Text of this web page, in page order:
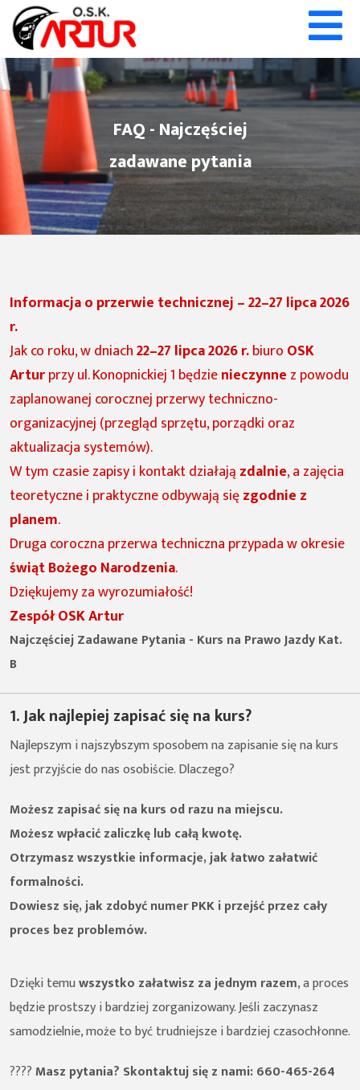
FAQ - Najczęściej
zadawane pytania
Informacja o przerwie technicznej – 22–27 lipca 2026
r.
Jak co roku, w dniach22–27 lipca 2026 r.biuro OSK
Arturprzy ul. Konopnickiej 1 będzienieczynne z powodu
zaplanowanej corocznej przerwy techniczno-
organizacyjnej (przegląd sprzętu, porządki oraz
aktualizacja systemów).
W tym czasie zapisy i kontakt działajązdalnie, a zajęcia
teoretyczne i praktyczne odbywają sięzgodnie z
planem.
Druga coroczna przerwa techniczna przypada w okresie
świąt Bożego Narodzenia.
Dziękujemy za wyrozumiałość!
Zespół OSK Artur
Najczęściej Zadawane Pytania - Kurs na Prawo Jazdy Kat.
B
1. Jak najlepiej zapisać się na kurs?
Najlepszym i najszybszym sposobem na zapisanie się na kurs
jest przyjście do nas osobiście. Dlaczego?
Możesz zapisać się na kurs od razu na miejscu.
Możesz wpłacić zaliczkę lub całą kwotę.
Otrzymasz wszystkie informacje, jak łatwo załatwić
formalności.
Dowiesz się, jak zdobyć numer PKK i przejść przez cały
proces bez problemów.
Dzięki temuwszystko załatwisz za jednym razem, a proces
będzie prostszy i bardziej zorganizowany. Jeśli zaczynasz
samodzielnie, może to być trudniejsze i bardziej czasochłonne.
????Masz pytania? Skontaktuj się z nami:660-465-264